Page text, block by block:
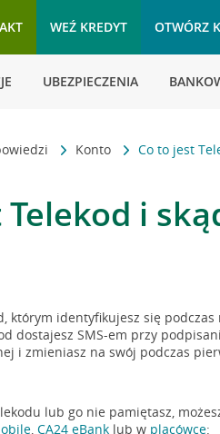
WEŹ KREDYT OTWÓRZ
UBEZPIECZENIA
Konto Co to jest
i
którym identyfikujesz się podczas
dostajesz SMS-em przy
i zmieniasz na swój podczas
lub go nie pamiętasz,
,CA24 eBank lub w placówce: